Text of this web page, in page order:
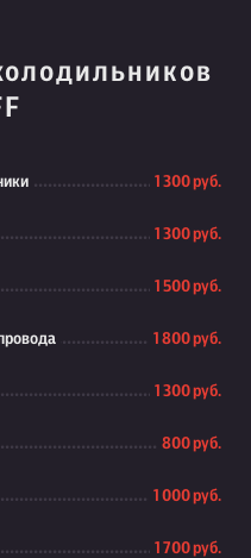
1 300 руб.
1 300 руб.
1 500 руб.
1 800 руб.
1 300 руб.
800 руб.
1 000 руб.
1 700 руб.